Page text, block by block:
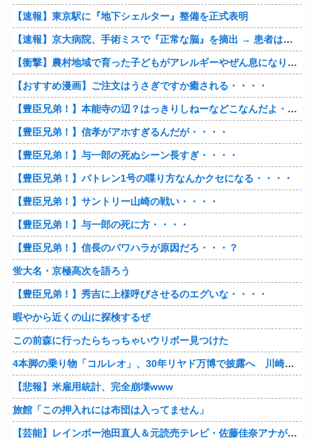
【速報】東京駅に『地下シェルター』整備を正式表明
【速報】京大病院、手術ミスで『正常な脳』を摘出 → 患者は自発呼吸不可能な植物状態に
【衝撃】農村地域で育った子どもがアレルギーやぜん息になりにくい『農場効果』を引き起こす細菌が判明
【おすすめ漫画】ご注文はうさぎですか癒される・・・・
【豊臣兄弟！】本能寺の辺？はっきりしねーなどこなんだよ・・・・
【豊臣兄弟！】信孝がアホすぎるんだが・・・・
【豊臣兄弟！】与一郎の死ぬシーン長すぎ・・・・
【豊臣兄弟！】パトレン1号の喋り方なんかクセになる・・・・
【豊臣兄弟！】サントリー山崎の戦い・・・・
【豊臣兄弟！】与一郎の死に方・・・・
【豊臣兄弟！】信長のパワハラが原因だろ・・・？
蛍大名・京極高次を語ろう
【豊臣兄弟！】秀吉に上様呼びさせるのエグいな・・・・
暇やから近くの山に探検するぜ
この前森に行ったらちっちゃいウリボー見つけた
4本脚の乗り物「コルレオ」、30年リヤド万博で披露へ 川崎重工が35年発売目指す
【悲報】米雇用統計、完全崩壊www
旅館「この押入れには布団は入ってません」
【芸能】レインボー池田直人＆元読売テレビ・佐藤佳奈アナが結婚